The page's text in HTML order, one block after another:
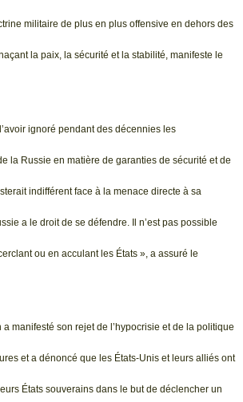
militaire de plus en plus offensive en dehors des
la paix, la sécurité et la stabilité, manifeste le
ignoré pendant des décennies les
la Russie en matière de garanties de sécurité et de
indifférent face à la menace directe à sa
a le droit de se défendre. Il n’est pas possible
ou en acculant les États », a assuré le
manifesté son rejet de l’hypocrisie et de la politique
et a dénoncé que les États-Unis et leurs alliés ont
États souverains dans le but de déclencher un